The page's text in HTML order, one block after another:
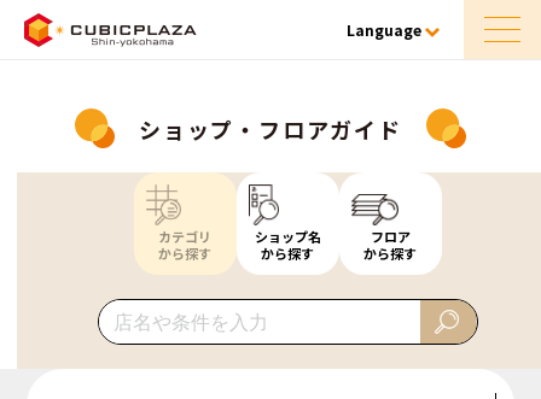
Language
ショップ・フロアガイド
カテゴリ
から探す
ショップ名
から探す
フロア
から探す